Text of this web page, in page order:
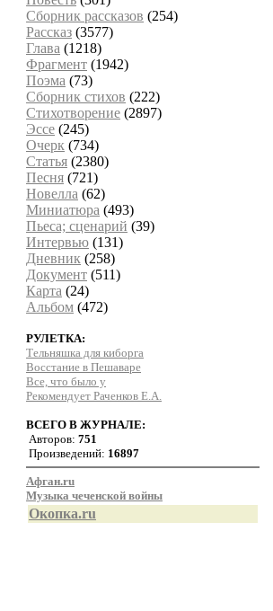
Сборник рассказов (254)
Рассказ (3577)
Глава (1218)
Фрагмент (1942)
Поэма (73)
Сборник стихов (222)
Стихотворение (2897)
Эссе (245)
Очерк (734)
Статья (2380)
Песня (721)
Новелла (62)
Миниатюра (493)
Пьеса; сценарий (39)
Интервью (131)
Дневник (258)
Документ (511)
Карта (24)
Альбом (472)
РУЛЕТКА:
Тельняшка для киборга
Восстание в Пешаваре
Все, что было у
Рекомендует Раченков Е.А.
ВСЕГО В ЖУРНАЛЕ:
Авторов: 751
Произведений: 16897
Афган.ru
Музыка чеченской войны
Окопка.ru